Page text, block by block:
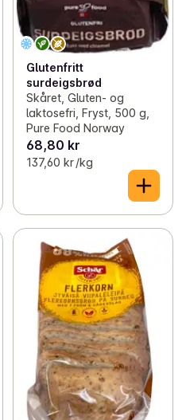
Glutenfritt
surdeigsbrød
Skåret, Gluten- og
laktosefri, Fryst, 500 g,
Pure Food Norway
68,80 kr
137,60 kr /kg